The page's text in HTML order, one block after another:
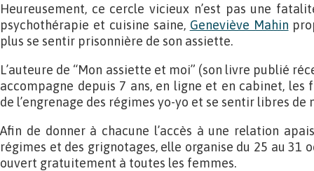
Heureusement, ce cercle vicieux n’est pas une
psychothérapie et cuisine saine, Geneviève Mahin
plus se sentir prisonnière de son assiette.
L’auteure de “Mon assiette et moi” (son livre publié
accompagne depuis 7 ans, en ligne et en cabinet,
de l’engrenage des régimes yo-yo et se sentir libres de
Afin de donner à chacune l’accès à une relation
régimes et des grignotages, elle organise du 25 au 31
ouvert gratuitement à toutes les femmes.